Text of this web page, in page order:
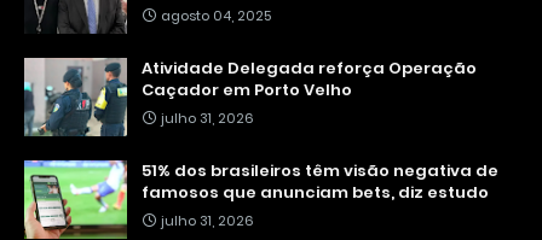
agosto 04, 2025
Atividade Delegada reforça Operação
Caçador em Porto Velho
julho 31, 2026
51% dos brasileiros têm visão negativa de
famosos que anunciam bets, diz estudo
julho 31, 2026